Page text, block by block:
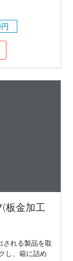
板金加工
される製品を取
し、箱に詰め